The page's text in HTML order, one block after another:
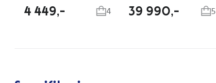
4 449,- 4 39 990,- 5